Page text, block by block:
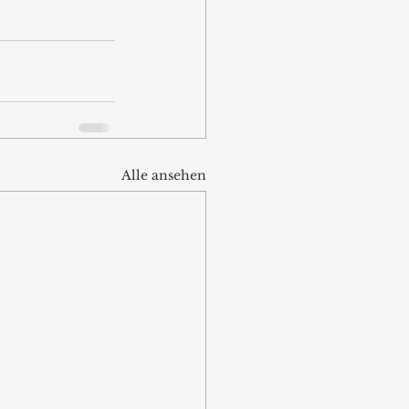
Alle ansehen